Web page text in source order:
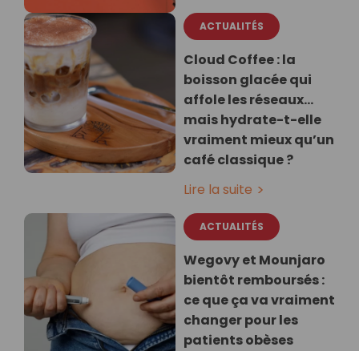
ACTUALITÉS
Cloud Coffee : la
boisson glacée qui
affole les réseaux…
mais hydrate-t-elle
vraiment mieux qu’un
café classique ?
Lire la suite
ACTUALITÉS
Wegovy et Mounjaro
bientôt remboursés :
ce que ça va vraiment
changer pour les
patients obèses